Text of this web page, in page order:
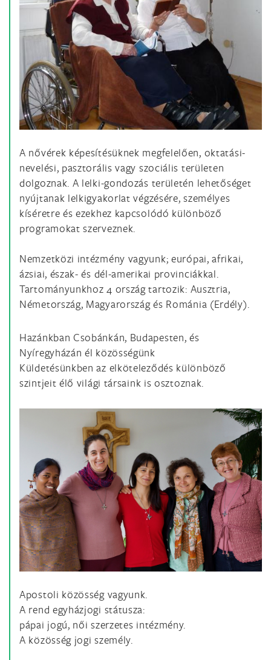
A nővérek képesítésüknek megfelelően, oktatási-
nevelési, pasztorális vagy szociális területen
dolgoznak. A lelki-gondozás területén lehetőséget
nyújtanak lelkigyakorlat végzésére, személyes
kíséretre és ezekhez kapcsolódó különböző
programokat szerveznek.
Nemzetközi intézmény vagyunk; európai, afrikai,
ázsiai, észak- és dél-amerikai provinciákkal.
Tartományunkhoz 4 ország tartozik: Ausztria,
Németország, Magyarország és Románia (Erdély).
Hazánkban Csobánkán, Budapesten, és
Nyíregyházán él közösségünk
Küldetésünkben az elköteleződés különböző
szintjeit élő világi társaink is osztoznak.
Apostoli közösség vagyunk.
A rend egyházjogi státusza:
pápai jogú, női szerzetes intézmény.
A közösség jogi személy.